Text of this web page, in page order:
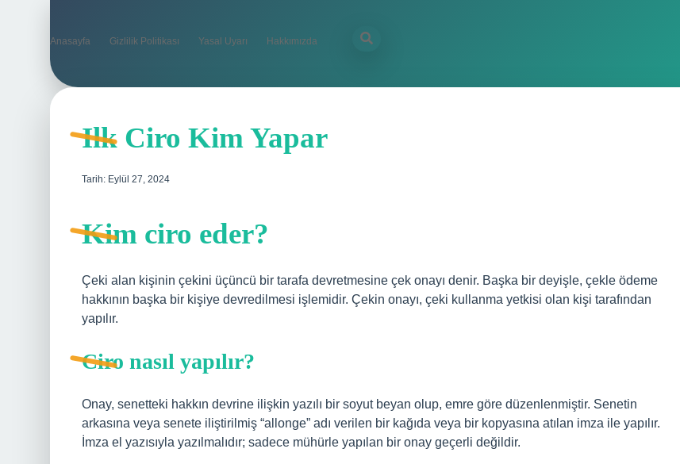
Anasayfa Gizlilik Politikası Yasal Uyarı Hakkımızda
Ilk Ciro Kim Yapar
Tarih: Eylül 27, 2024
Kim ciro eder?
Çeki alan kişinin çekini üçüncü bir tarafa devretmesine çek onayı denir. Başka bir deyişle, çekle ödeme
hakkının başka bir kişiye devredilmesi işlemidir. Çekin onayı, çeki kullanma yetkisi olan kişi tarafından
yapılır.
Ciro nasıl yapılır?
Onay, senetteki hakkın devrine ilişkin yazılı bir soyut beyan olup, emre göre düzenlenmiştir. Senetin
arkasına veya senete iliştirilmiş “allonge” adı verilen bir kağıda veya bir kopyasına atılan imza ile yapılır.
İmza el yazısıyla yazılmalıdır; sadece mühürle yapılan bir onay geçerli değildir.